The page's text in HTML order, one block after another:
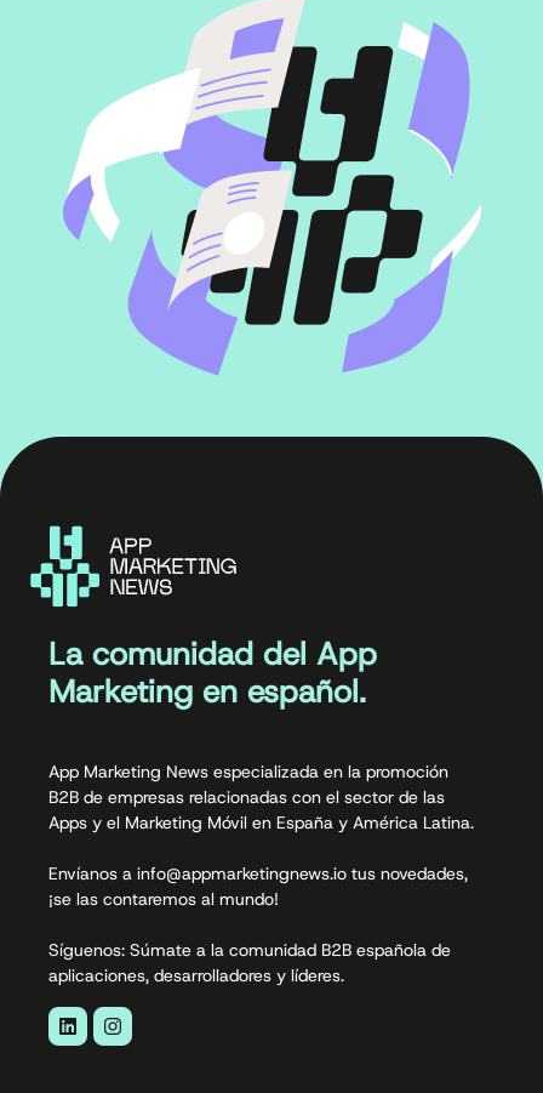
La comunidad del App
Marketing en español.
App Marketing News especializada en la promoción
B2B de empresas relacionadas con el sector de las
Apps y el Marketing Móvil en España y América Latina.
Envíanos a info@appmarketingnews.io tus novedades,
¡se las contaremos al mundo!
Síguenos: Súmate a la comunidad B2B española de
aplicaciones, desarrolladores y líderes.